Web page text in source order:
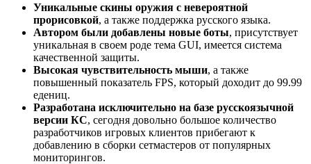
Уникальные скины оружия с невероятной
прорисовкой, а также поддержка русского языка.
Автором были добавлены новые боты, присутствует
уникальная в своем роде тема GUI, имеется система
качественной защиты.
Высокая чувствительность мыши, а также
повышенный показатель FPS, который доходит до 99.99
едениц.
Разработана исключительно на базе русскоязычной
версии КС, сегодня довольно большое количество
разработчиков игровых клиентов прибегают к
добавлению в сборки сетмастеров от популярных
мониторингов.